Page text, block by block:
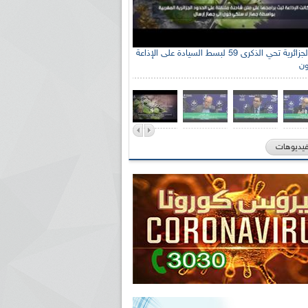
الإذاعة الجزائرية تحي الذكرى 59 لبسط السيادة على الإذاعة